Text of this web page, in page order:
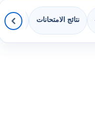
نتائج الامتحانات